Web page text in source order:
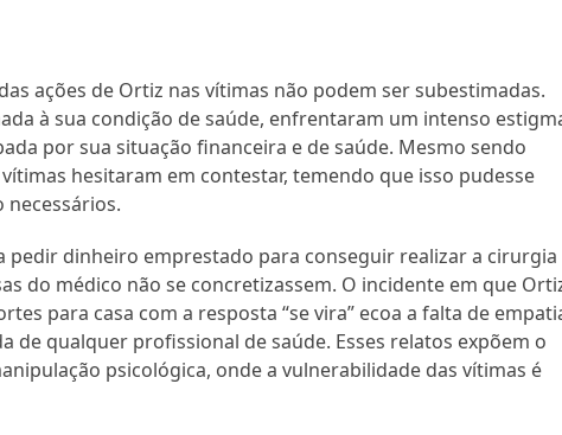
ações de Ortiz nas vítimas não podem ser subestimadas.
à sua condição de saúde, enfrentaram um intenso
por sua situação financeira e de saúde. Mesmo sendo
hesitaram em contestar, temendo que isso pudesse
pedir dinheiro emprestado para conseguir realizar a cirurgia
do médico não se concretizassem. O incidente em que
para casa com a resposta “se vira” ecoa a falta de
de qualquer profissional de saúde. Esses relatos expõem o
psicológica, onde a vulnerabilidade das vítimas é